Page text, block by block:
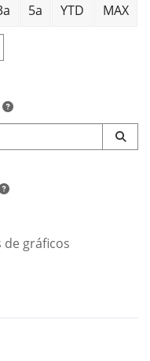
5a YTD MAX
gráficos